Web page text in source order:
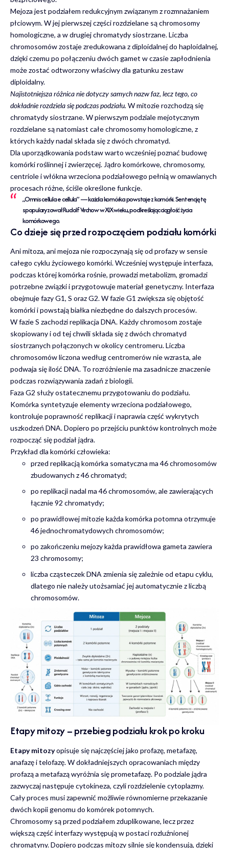
Mejoza jest podziałem redukcyjnym związanym z rozmnażaniem
płciowym. W jej pierwszej części rozdzielane są chromosomy
homologiczne, a w drugiej chromatydy siostrzane. Liczba
chromosomów zostaje zredukowana z diploidalnej do haploidalnej,
dzięki czemu po połączeniu dwóch gamet w czasie zapłodnienia
może zostać odtworzony właściwy dla gatunku zestaw
diploidalny.
Najistotniejsza różnica nie dotyczy samych nazw faz, lecz tego, co
dokładnie rozdziela się podczas podziału. W mitozie rozchodzą się
chromatydy siostrzane. W pierwszym podziale mejotycznym
rozdzielane są natomiast całe chromosomy homologiczne, z
których każdy nadal składa się z dwóch chromatyd.
Dla uporządkowania podstaw warto wcześniej poznać budowę
komórki roślinnej i zwierzęcej. Jądro komórkowe, chromosomy,
centriole i włókna wrzeciona podziałowego pełnią w omawianych
procesach różne, ściśle określone funkcje.
„Omnis cellula e cellula” — każda komórka powstaje z komórki. Sentencję tę
spopularyzował Rudolf Virchow w XIX wieku, podkreślając ciągłość życia
komórkowego.
Co dzieje się przed rozpoczęciem podziału komórki
Ani mitoza, ani mejoza nie rozpoczynają się od profazy w sensie
całego cyklu życiowego komórki. Wcześniej występuje interfaza,
podczas której komórka rośnie, prowadzi metabolizm, gromadzi
potrzebne związki i przygotowuje materiał genetyczny. Interfaza
obejmuje fazy G1, S oraz G2. W fazie G1 zwiększa się objętość
komórki i powstają białka niezbędne do dalszych procesów.
W fazie S zachodzi replikacja DNA. Każdy chromosom zostaje
skopiowany i od tej chwili składa się z dwóch chromatyd
siostrzanych połączonych w okolicy centromeru. Liczba
chromosomów liczona według centromerów nie wzrasta, ale
podwaja się ilość DNA. To rozróżnienie ma zasadnicze znaczenie
podczas rozwiązywania zadań z biologii.
Faza G2 służy ostatecznemu przygotowaniu do podziału.
Komórka syntetyzuje elementy wrzeciona podziałowego,
kontroluje poprawność replikacji i naprawia część wykrytych
uszkodzeń DNA. Dopiero po przejściu punktów kontrolnych może
rozpocząć się podział jądra.
Przykład dla komórki człowieka:
przed replikacją komórka somatyczna ma 46 chromosomów
zbudowanych z 46 chromatyd;
po replikacji nadal ma 46 chromosomów, ale zawierających
łącznie 92 chromatydy;
po prawidłowej mitozie każda komórka potomna otrzymuje
46 jednochromatydowych chromosomów;
po zakończeniu mejozy każda prawidłowa gameta zawiera
23 chromosomy;
liczba cząsteczek DNA zmienia się zależnie od etapu cyklu,
dlatego nie należy utożsamiać jej automatycznie z liczbą
chromosomów.
Etapy mitozy – przebieg podziału krok po kroku
Etapy mitozyopisuje się najczęściej jako profazę, metafazę,
anafazę i telofazę. W dokładniejszych opracowaniach między
profazą a metafazą wyróżnia się prometafazę. Po podziale jądra
zazwyczaj następuje cytokineza, czyli rozdzielenie cytoplazmy.
Cały proces musi zapewnić możliwie równomierne przekazanie
dwóch kopii genomu do komórek potomnych.
Chromosomy są przed podziałem zduplikowane, lecz przez
większą część interfazy występują w postaci rozluźnionej
chromatyny. Dopiero podczas mitozy silnie się kondensują, dzięki